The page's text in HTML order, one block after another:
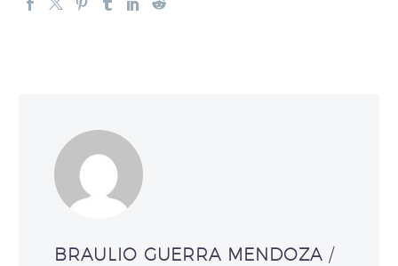
BRAULIO GUERRA MENDOZA /